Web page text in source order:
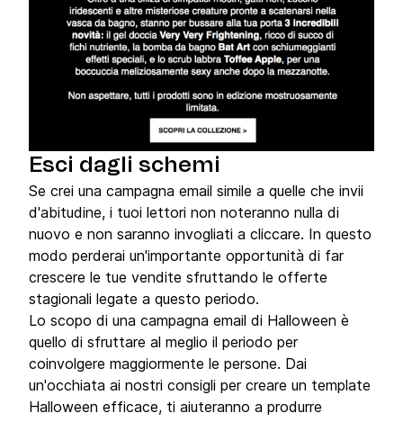
Esci dagli schemi
Se crei una campagna email simile a quelle che invii
d'abitudine, i tuoi lettori non noteranno nulla di
nuovo e non saranno invogliati a cliccare. In questo
modo perderai un'importante opportunità di far
crescere le tue vendite sfruttando le offerte
stagionali legate a questo periodo.
Lo scopo di una campagna email di Halloween è
quello di sfruttare al meglio il periodo per
coinvolgere maggiormente le persone. Dai
un'occhiata ai nostri consigli per creare un template
Halloween efficace, ti aiuteranno a produrre